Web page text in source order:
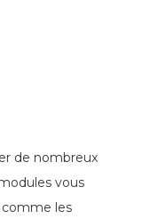
de nombreux
vous
les